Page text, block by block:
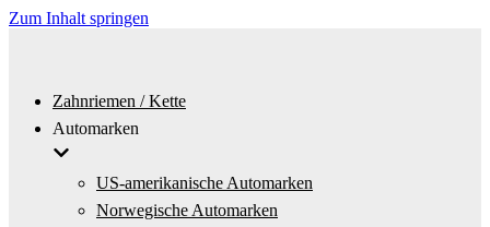
Zum Inhalt springen
Zahnriemen / Kette
Automarken
US-amerikanische Automarken
Norwegische Automarken